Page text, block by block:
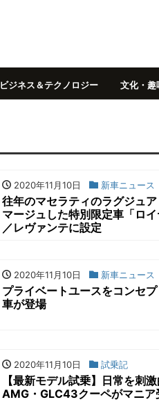
ビジネス＆テクノロジー 文化・趣
2020年11月10日 新車ニュース
往年のマセラティのラグジュ
マージュした特別限定車「ロ
／レヴァンテに設定
2020年11月10日 新車ニュース
プライベートユースをコンセ
車が登場
2020年11月10日 試乗記
【最新モデル試乗】日常を刺
AMG・GLC43クーペがマニア